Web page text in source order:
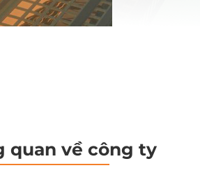
quan về công ty